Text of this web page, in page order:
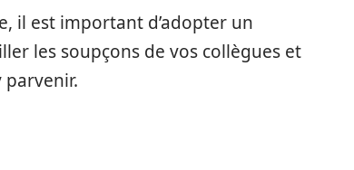
il est important d’adopter un
les soupçons de vos collègues et
parvenir.